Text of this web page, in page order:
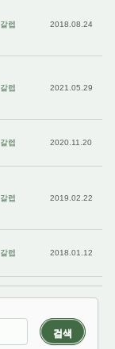
갈렙 2018.08.24
갈렙 2021.05.29
갈렙 2020.11.20
갈렙 2019.02.22
갈렙 2018.01.12
검색